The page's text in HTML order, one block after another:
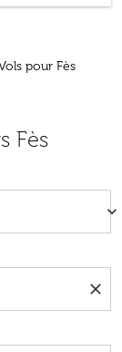
pour Fès
Fès
keyboard_arrow_down
close